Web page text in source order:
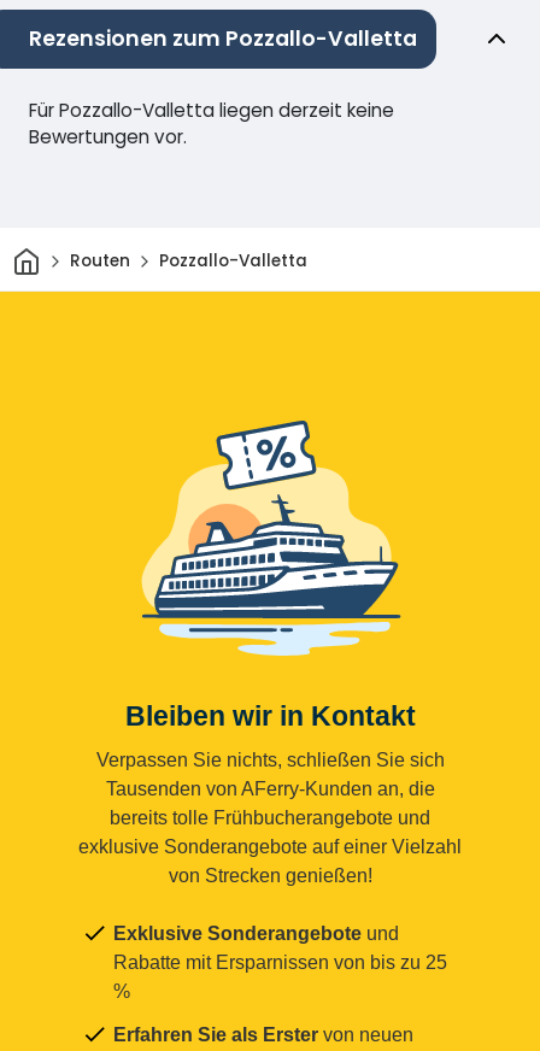
Rezensionen zum Pozzallo-Valletta
Für Pozzallo-Valletta liegen derzeit keine
Bewertungen vor.
HeimRouten Pozzallo-Valletta
Bleiben wir in Kontakt
Verpassen Sie nichts, schließen Sie sich
Tausenden von AFerry-Kunden an, die
bereits tolle Frühbucherangebote und
exklusive Sonderangebote auf einer Vielzahl
von Strecken genießen!
Exklusive Sonderangebote und
Rabatte mit Ersparnissen von bis zu 25
%
Erfahren Sie als Erster von neuen